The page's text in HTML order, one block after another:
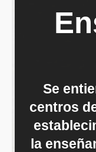
Se
centros
la